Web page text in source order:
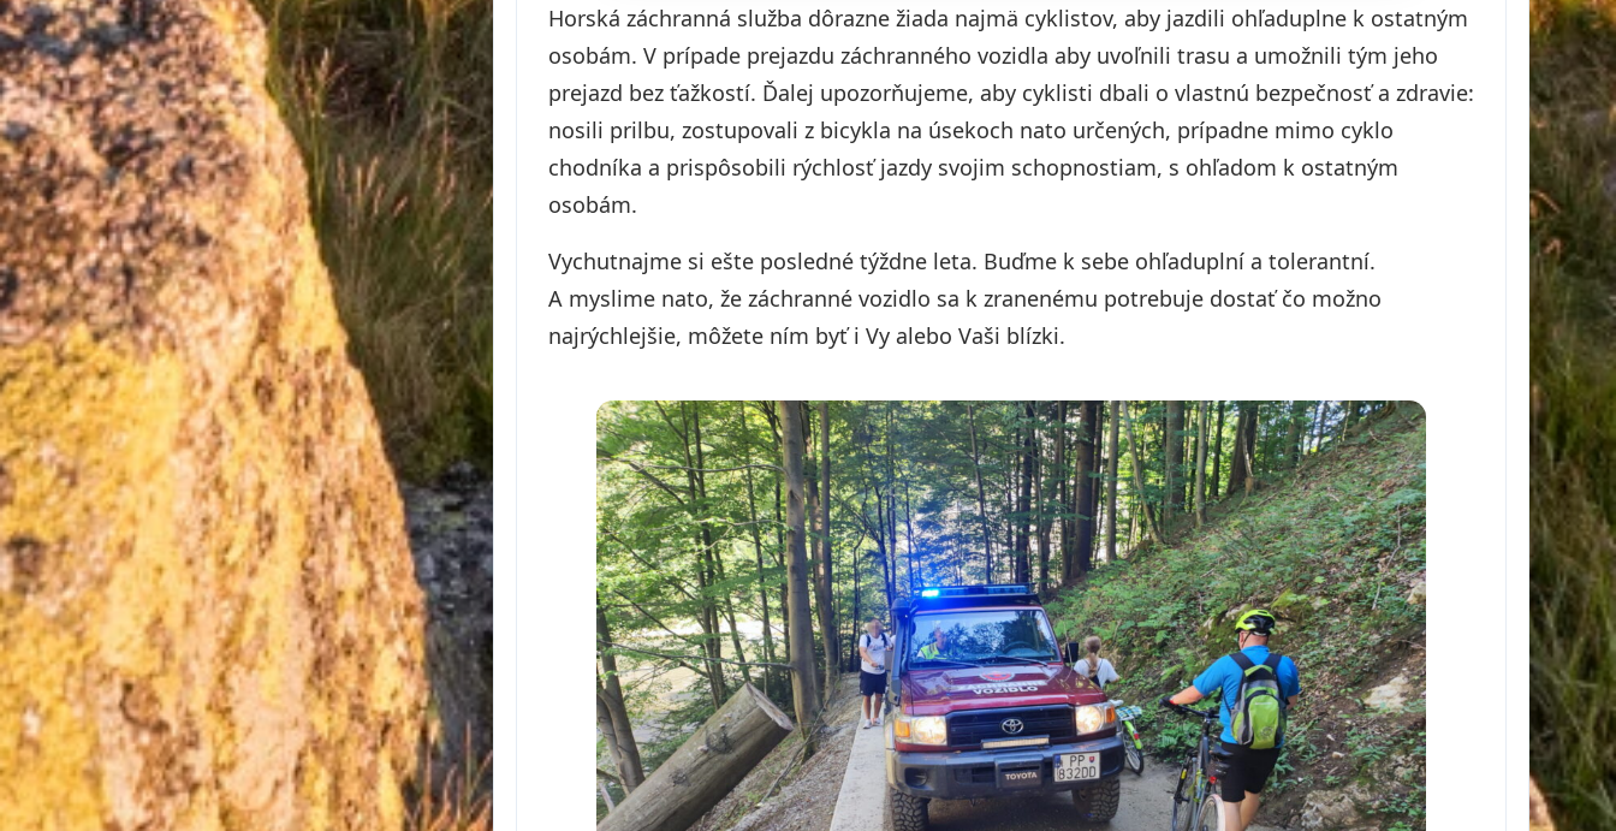
Horská záchranná služba dôrazne žiada najmä cyklistov, aby jazdili ohľaduplne k ostatným
osobám. V prípade prejazdu záchranného vozidla aby uvoľnili trasu a umožnili tým jeho
prejazd bez ťažkostí. Ďalej upozorňujeme, aby cyklisti dbali o vlastnú bezpečnosť a zdravie:
nosili prilbu, zostupovali z bicykla na úsekoch nato určených, prípadne mimo cyklo
chodníka a prispôsobili rýchlosť jazdy svojim schopnostiam, s ohľadom k ostatným
osobám.
Vychutnajme si ešte posledné týždne leta. Buďme k sebe ohľaduplní a tolerantní.
A myslime nato, že záchranné vozidlo sa k zranenému potrebuje dostať čo možno
najrýchlejšie, môžete ním byť i Vy alebo Vaši blízki.